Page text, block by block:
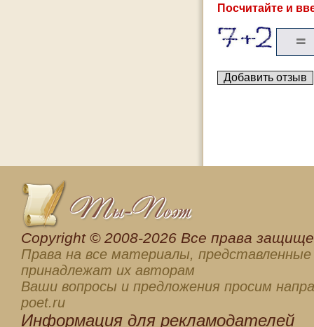
Посчитайте и
Сopyright © 2008-2026 Все права
Права на все материалы, представленные
принадлежат их авторам
Ваши вопросы и предложения просим
poet.ru
Информация для рекламодателей